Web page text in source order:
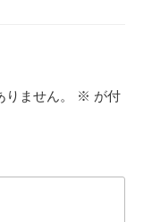
ません。 ※ が付